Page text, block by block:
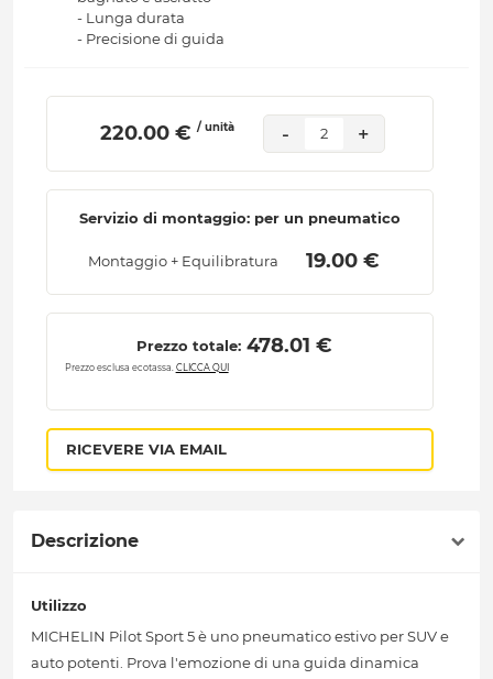
- Lunga durata
- Precisione di guida
220.00 € / unità - 2 +
Servizio di montaggio: per un pneumatico
Montaggio + Equilibratura 19.00 €
Prezzo totale: 478.01 €
Prezzo esclusa ecotassa. CLICCA QUI
RICEVERE VIA EMAIL
Descrizione
Utilizzo
MICHELIN Pilot Sport 5 è uno pneumatico estivo per SUV e
auto potenti. Prova l'emozione di una guida dinamica